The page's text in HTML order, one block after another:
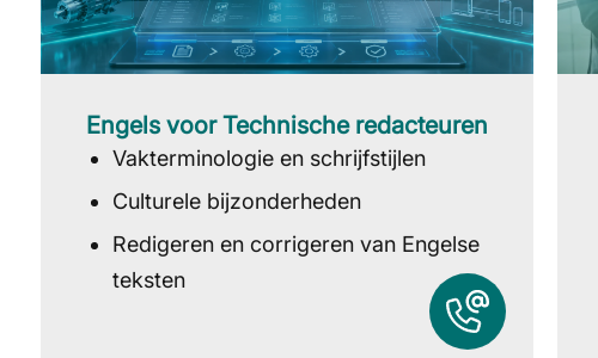
Engels voor Technische redacteuren
Vakterminologie en schrijfstijlen
Culturele bijzonderheden
Redigeren en corrigeren van Engelse
teksten